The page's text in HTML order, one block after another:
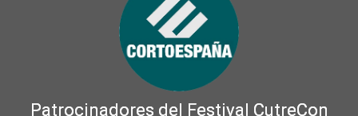
Patrocinadores del Festival CutreCon